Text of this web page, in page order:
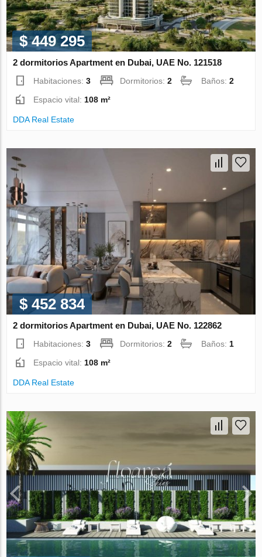
$ 449 295
2 dormitorios Apartment en Dubai, UAE No. 121518
Habitaciones:3 Dormitorios:2 Baños:2
Espacio vital: 108 m²
DDA Real Estate
$ 452 834
2 dormitorios Apartment en Dubai, UAE No. 122862
Habitaciones:3 Dormitorios:2 Baños: 1
Espacio vital: 108 m²
DDA Real Estate